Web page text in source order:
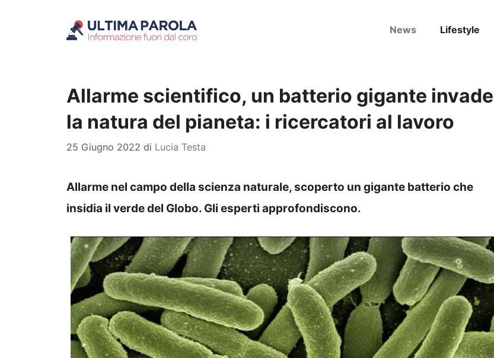
News Lifestyle
Allarme scientifico, un batterio gigante invade
la natura del pianeta: i ricercatori al lavoro
25 Giugno 2022 di Lucia Testa
Allarme nel campo della scienza naturale, scoperto un gigante batterio che
insidia il verde del Globo. Gli esperti approfondiscono.